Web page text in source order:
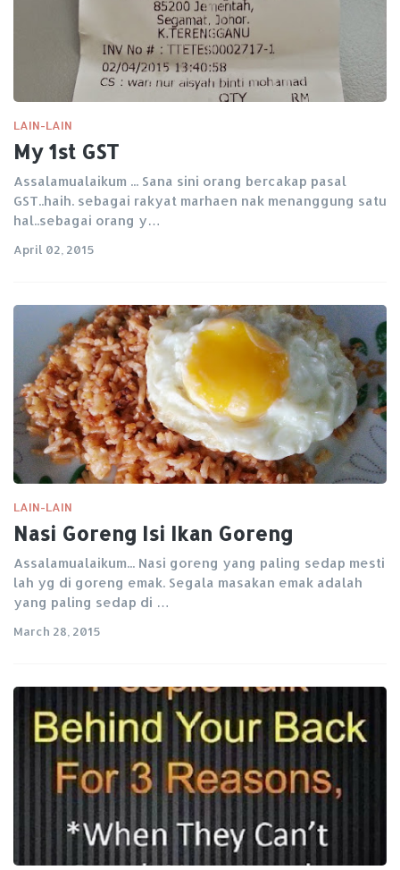
LAIN-LAIN
My 1st GST
Assalamualaikum ... Sana sini orang bercakap pasal
GST..haih. sebagai rakyat marhaen nak menanggung satu
hal..sebagai orang y…
April 02, 2015
LAIN-LAIN
Nasi Goreng Isi Ikan Goreng
Assalamualaikum... Nasi goreng yang paling sedap mesti
lah yg di goreng emak. Segala masakan emak adalah
yang paling sedap di …
March 28, 2015